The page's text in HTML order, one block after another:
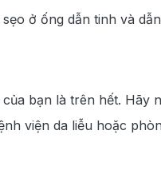
ở ống dẫn tinh và
bạn là trên hết. Hãy
viện da liễu hoặc